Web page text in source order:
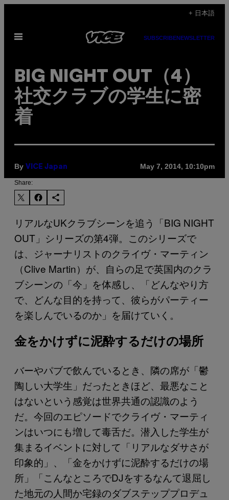
content
+ 日本語
Open
SUBSCRIBENEWSLETTER
BIG NIGHT OUT（4）
社交クラブの学生に密
着
By VICE Japan May 7, 2014, 10:10pm
Share:
リアルなUKクラブシーンを追う「BIG NIGHT
OUT」シリーズの第4弾。このシリーズで
は、ジャーナリストのクライヴ・マーティン
（Clive Martin）が、自らの足で英国内のクラ
ブシーンの「今」を体感し、「どんなやり方
で、どんな目的を持って、彼らがパーティー
を楽しんでいるのか」を届けていく。
金をかけずに泥酔するだけの場所
バーやパブで飲んでいるとき、隣の席が「鬱
陶しい大学生」だったときほど、最悪なこと
はないという感覚は世界共通の認識のよう
だ。今回のエピソードでクライヴ・マーティ
ンはいつにも増して毒舌だ。潜入した学生が
集まるイベントに対して「リアルなダサさが
印象的」、「金をかけずに泥酔するだけの場
所」「こんなところでDJをするなんて退屈し
た地元の人間か宅録のダブステッププロデュ